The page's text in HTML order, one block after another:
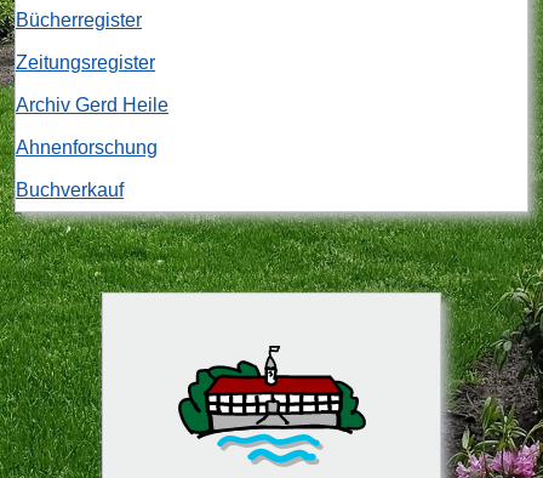
Bücherregister
Zeitungsregister
Archiv Gerd Heile
Ahnenforschung
Buchverkauf